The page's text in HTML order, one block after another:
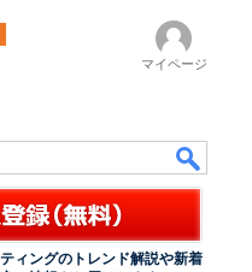
マイページ
ィングのトレンド解説や新着